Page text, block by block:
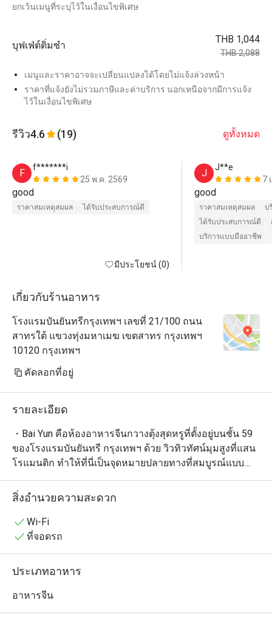
ยกเว้นเมนูที่ระบุไว้ในเงื่อนไขพิเศษ
บุฟเฟ่ต์ติ่มซำ
THB 1,044
THB 2,088
เมนูและราคาอาจจะเปลี่ยนแปลงได้โดยไม่แจ้งล่วงหน้า
ราคาที่แจ้งยังไม่รวมภาษีและค่าบริการ นอกเหนือจากมีการแจ้ง
ไว้ในเงื่อนไขพิเศษ
รีวิว4.6 (19) ดูทั้งหมด
F
f*******i
25 พ.ค. 2569
good
ราคาสมเหตุสมผล ได้รับประสบการณ์ดี
มีประโยชน์ (0)
J
J**e
7
good
ราคาสมเหตุสมผล
บ
ได้รับประสบการณ์ดี
บริการแบบมืออาชีพ
เกี่ยวกับร้านอาหาร
โรงแรมบันยันทรีกรุงเทพฯ เลขที่ 21/100 ถนน
สาทรใต้ แขวงทุ่งมหาเมฆ เขตสาทร กรุงเทพฯ
10120 กรุงเทพฯ
คัดลอกที่อยู่
รายละเอียด
・Bai Yun คือห้องอาหารจีนกวางตุ้งสุดหรูที่ตั้งอยู่บนชั้น 59
ของโรงแรมบันยันทรี กรุงเทพฯ ด้วย วิวทิวทัศน์มุมสูงที่แสน
โรแมนติก ทำให้ที่นี่เป็นจุดหมายปลายทางที่สมบูรณ์แบบ
สำหรับการดื่มด่ำกับอาหารชั้นเลิศควบคู่ไปกับทัศนียภาพอัน
น่าทึ่ง
อาหารสำหรับติดต่อธุรกิจ หรือการนัดเดทสุดพิเศษกับคนรัก
ห้องอาหารแห่งนี้มีชื่อเสียงด้าน ฝีมือการปรุงอาหารอัน
ไม่ควรพลาด ได้แก่ หมูย่างกรอบ ที่ชุ่มฉ่ำ, หมูแดงน้ำผึ้ง (ชา
หลายชนิด — ทุกจานคือความสุขที่แท้จริงของการลิ้มรส
สิ่งอำนวยความสะดวก
Wi-Fi
ที่จอดรถ
ประเภทอาหาร
อาหารจีน